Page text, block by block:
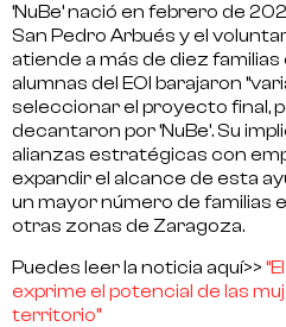
‘NuBe’ nació en febrero de
San Pedro Arbués y el
atiende a más de diez
alumnas del EOI barajaron
seleccionar el proyecto final,
decantaron por ‘NuBe’. Su
alianzas estratégicas con
expandir el alcance de esta
un mayor número de familias
otras zonas de Zaragoza.
Puedes leer la noticia aquí>>
exprime el potencial de las
territorio”